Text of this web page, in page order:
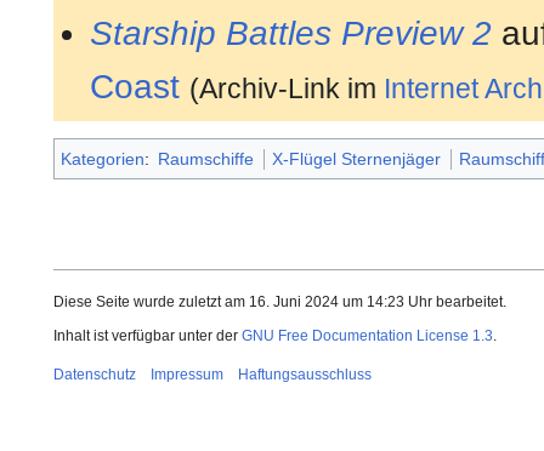
Starship Battles Preview 2
Coast (Archiv-Link im Internet
Kategorien: Raumschiffe X-Flügel Sternenjäger
Diese Seite wurde zuletzt am 16. Juni 2024 um 14:23 Uhr bearbeitet.
Inhalt ist verfügbar unter der GNU Free Documentation License 1.3
Datenschutz Impressum Haftungsausschluss